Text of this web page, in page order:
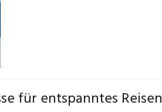
für entspanntes Reisen